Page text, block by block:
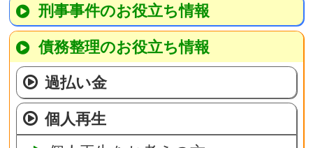
刑事事件のお役立ち情報
債務整理のお役立ち情報
過払い金
個人再生